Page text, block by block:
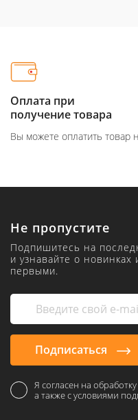
Оплата при
получение товара
Вы можете оплатить товар
Не пропустите
Подпишитесь на
и узнавайте о
первыми.
Подписаться
Я согласен на
а также с условиями